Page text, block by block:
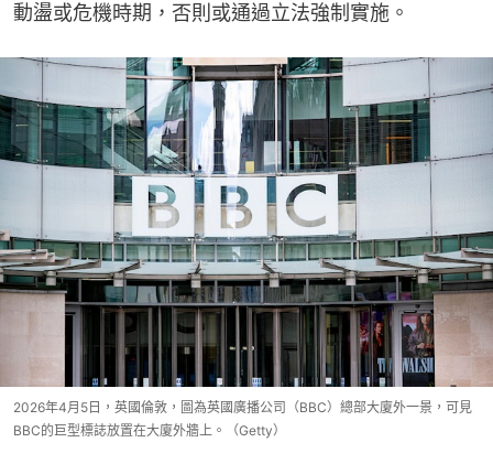
動盪或危機時期，否則或通過立法強制實施。
2026年4月5日，英國倫敦，圖為英國廣播公司（BBC）總部大廈外一景，可見
BBC的巨型標誌放置在大廈外牆上。（Getty）